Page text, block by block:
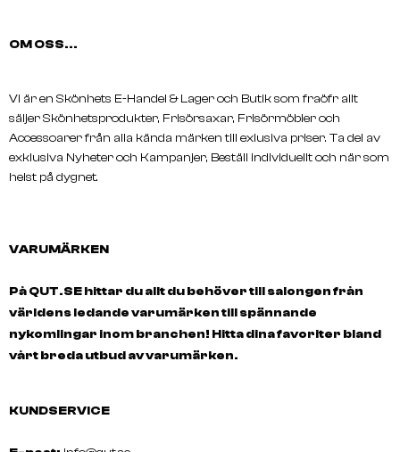
OM OSS...
Vi är en Skönhets E-Handel & Lager och Butik som fraöfr allt
säljer Skönhetsprodukter, Frisörsaxar, Frisörmöbler och
Accessoarer från alla kända märken till exlusiva priser. Ta del av
exklusiva Nyheter och Kampanjer, Beställ individuellt och när som
helst på dygnet.
VARUMÄRKEN
På QUT.SE hittar du allt du behöver till salongen från
världens ledande varumärken till spännande
nykomlingar inom branchen! Hitta dina favoriter bland
vårt breda utbud av varumärken.
KUNDSERVICE